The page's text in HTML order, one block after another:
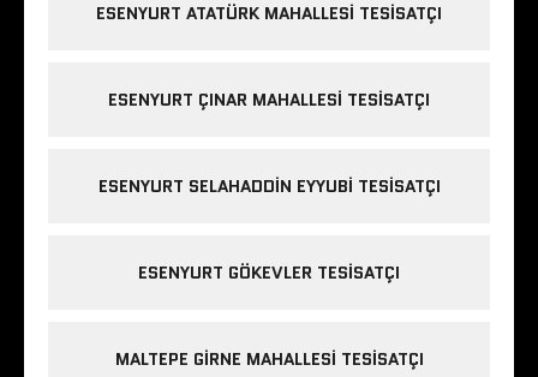
ESENYURT ATATÜRK MAHALLESI TESISATÇI
ESENYURT ÇINAR MAHALLESI TESISATÇI
ESENYURT SELAHADDIN EYYUBI TESISATÇI
ESENYURT GÖKEVLER TESISATÇI
MALTEPE GIRNE MAHALLESI TESISATÇI